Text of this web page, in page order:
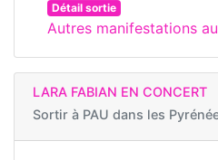
Détail sortie
Autres manifestations
LARA FABIAN EN CONCERT
Sortir à PAU dans les